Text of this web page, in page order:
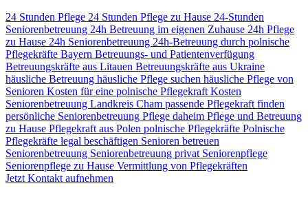
24 Stunden Pflege 24 Stunden Pflege zu Hause 24-Stunden
Seniorenbetreuung 24h Betreuung im eigenen Zuhause 24h Pflege
zu Hause 24h Seniorenbetreuung 24h-Betreuung durch polnische
Pflegekräfte Bayern Betreuungs- und Patientenverfügung
Betreuungskräfte aus Litauen Betreuungskräfte aus Ukraine
häusliche Betreuung häusliche Pflege suchen häusliche Pflege von
Senioren Kosten für eine polnische Pflegekraft Kosten
Seniorenbetreuung Landkreis Cham passende Pflegekraft finden
persönliche Seniorenbetreuung Pflege daheim Pflege und Betreuung
zu Hause Pflegekraft aus Polen polnische Pflegekräfte Polnische
Pflegekräfte legal beschäftigen Senioren betreuen
Seniorenbetreuung Seniorenbetreuung privat Seniorenpflege
Seniorenpflege zu Hause Vermittlung von Pflegekräften
Jetzt Kontakt aufnehmen